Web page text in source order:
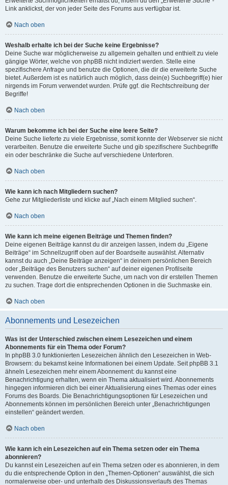
Link anklickst, der von jeder Seite des Forums aus verfügbar ist.
Nach oben
Weshalb erhalte ich bei der Suche keine Ergebnisse?
Deine Suche war möglicherweise zu allgemein gehalten und enthielt zu viele
gängige Wörter, welche von phpBB nicht indiziert werden. Stelle eine
spezifischere Anfrage und benutze die Optionen, die dir die erweiterte Suche
bietet. Außerdem ist es natürlich auch möglich, dass dein(e) Suchbegriff(e) hier
nirgends im Forum verwendet wurden. Prüfe ggf. die Rechtschreibung der
Begriffe!
Nach oben
Warum bekomme ich bei der Suche eine leere Seite?
Deine Suche lieferte zu viele Ergebnisse, somit konnte der Webserver sie nicht
verarbeiten. Benutze die erweiterte Suche und gib spezifischere Suchbegriffe
ein oder beschränke die Suche auf verschiedene Unterforen.
Nach oben
Wie kann ich nach Mitgliedern suchen?
Gehe zur Mitgliederliste und klicke auf „Nach einem Mitglied suchen“.
Nach oben
Wie kann ich meine eigenen Beiträge und Themen finden?
Deine eigenen Beiträge kannst du dir anzeigen lassen, indem du „Eigene
Beiträge“ im Schnellzugriff oben auf der Boardseite auswählst. Alternativ
kannst du auch „Deine Beiträge anzeigen“ in deinem persönlichen Bereich
oder „Beiträge des Benutzers suchen“ auf deiner eigenen Profilseite
verwenden. Benutze die erweiterte Suche, um nach von dir erstellen Themen
zu suchen. Trage dort die entsprechenden Optionen in die Suchmaske ein.
Nach oben
Abonnements und Lesezeichen
Was ist der Unterschied zwischen einem Lesezeichen und einem
Abonnements für ein Thema oder Forum?
In phpBB 3.0 funktionierten Lesezeichen ähnlich den Lesezeichen in Web-
Browsern: du bekamst keine Informationen bei einem Update. Seit phpBB 3.1
ähneln Lesezeichen mehr einem Abonnement: du kannst eine
Benachrichtigung erhalten, wenn ein Thema aktualisiert wird. Abonnements
hingegen informieren dich bei einer Aktualisierung eines Themas oder eines
Forums des Boards. Die Benachrichtigungsoptionen für Lesezeichen und
Abonnements können im persönlichen Bereich unter „Benachrichtigungen
einstellen“ geändert werden.
Nach oben
Wie kann ich ein Lesezeichen auf ein Thema setzen oder ein Thema
abonnieren?
Du kannst ein Lesezeichen auf ein Thema setzen oder es abonnieren, in dem
du die entsprechende Option in den „Themen-Optionen“ auswählst, die sich
normalerweise ober- und unterhalb des Diskussionsverlaufs des Themas